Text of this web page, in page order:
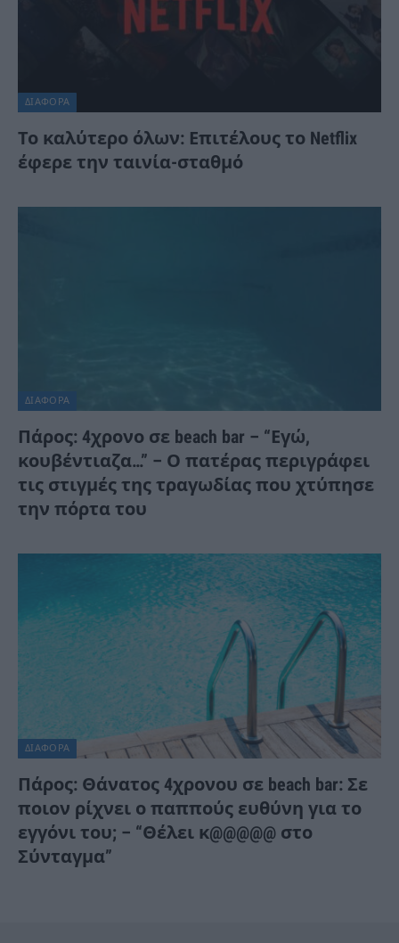
ΔΙΆΦΟΡΑ
Το καλύτερο όλων: Επιτέλους το Netflix
έφερε την ταινία-σταθμό
ΔΙΆΦΟΡΑ
Πάρος: 4χρονο σε beach bar – “Εγώ,
κουβέντιαζα…” – Ο πατέρας περιγράφει
τις στιγμές της τραγωδίας που χτύπησε
την πόρτα του
ΔΙΆΦΟΡΑ
Πάρος: Θάνατος 4χρονου σε beach bar: Σε
ποιον ρίχνει ο παππούς ευθύνη για το
εγγόνι του; – “Θέλει κ@@@@@ στο
Σύνταγμα”